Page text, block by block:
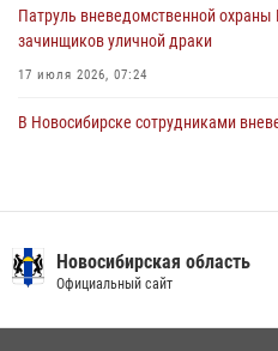
Патруль вневедомственной
зачинщиков уличной драки
17 июля 2026, 07:24
В Новосибирске сотрудниками
гражданина, который приобрел
«закладку»
Новосибирская область
Официальный сайт